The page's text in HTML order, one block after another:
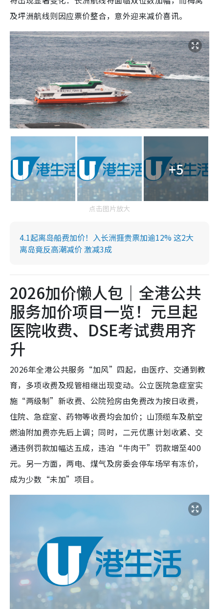
及坪洲航线则因应票价整合，意外迎来减价喜讯。
+5
点击图片放大
4.1起离岛船费加价！入长洲捱贵票加逾12% 这2大
离岛竟反高潮减价 激减3成
2026加价懒人包｜全港公共
服务加价项目一览！元旦起
医院收费、DSE考试费用齐
升
2026年全港公共服务“加风”四起，由医疗、交通到教
育，多项收费及规管相继出现变动。公立医院急症室实
施“两级制”新收费、公院殓房由免费改为按日收费，
住院、急症室、药物等收费均会加价；山顶缆车及航空
燃油附加费亦先后上调；同时，二元优惠计划收紧、交
通违例罚款加幅达五成，违泊“牛肉干”罚款增至400
元。另一方面，两电、煤气及房委会停车场罕有冻价，
成为少数“未加”项目。